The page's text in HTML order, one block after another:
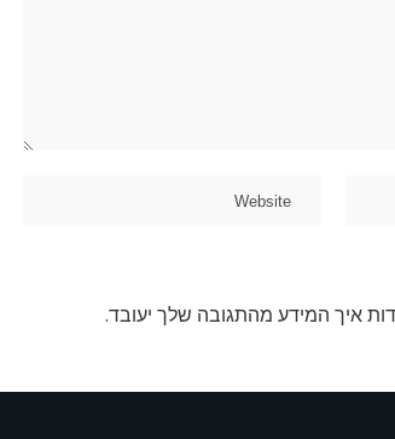
איך המידע מהתגובה שלך יעובד.